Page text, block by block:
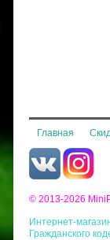
Главная
© 2013-2026
Интернет-
Гражданского